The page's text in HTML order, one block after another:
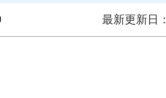
最新更新日：